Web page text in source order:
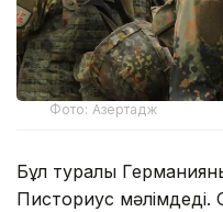
Фото: Азертадж
Бұл туралы
Писториус